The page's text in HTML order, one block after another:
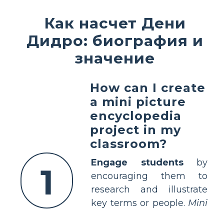
Как насчет Дени
Дидро: биография и
значение
1
How can I create
a mini picture
encyclopedia
project in my
classroom?
Engage studentsby
encouraging them to
research and illustrate
key terms or people. Mini